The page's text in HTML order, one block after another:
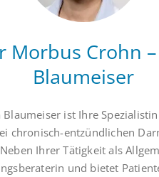
Morbus Crohn
Blaumeiser
Blaumeiser ist Ihre
chronisch-entzündlichen
Ihrer Tätigkeit als
und bietet